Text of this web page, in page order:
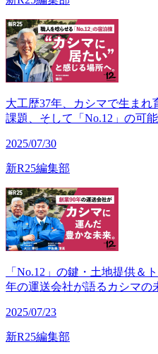
大工歴37年、カシマで生まれ
課題、そして「No.12」の可
2025/07/30
新R25編集部
「No.12」の鍵・土地提供＆
年の運送会社が語るカシマの
2025/07/23
新R25編集部